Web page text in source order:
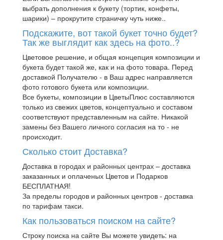
выбрать дополнения к букету (тортик, конфеты,
шарики) – прокрутите страничку чуть ниже..
Подскажите, вот такой букет точно будет?
Так же выглядит как здесь на фото..?
Цветовое решение, и общая концепция композиции и
букета будет такой же, как и на фото товара. Перед
доставкой Получателю - в Ваш адрес направляется
фото готового букета или композиции.
Все букеты, композиции в ЦветыПлюс составляются
только из свежих цветов, концептуально и составом
соответствуют представленным на сайте. Никакой
замены без Вашего личного согласия на то - не
происходит.
Сколько стоит Доставка?
Доставка в городах и районных центрах – доставка
заказанных и оплаченых Цветов и Подарков
БЕСПЛАТНАЯ!
За пределы городов и районных центров - доставка
по тарифам такси.
Как пользоваться поиском на сайте?
Строку поиска на сайте Вы можете увидеть: на